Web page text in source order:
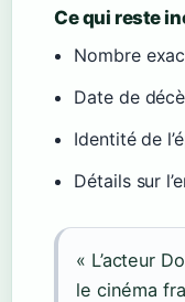
Ce qui reste
Nombre
Date de
Identité de
Détails sur
« L’acteur
le cinéma